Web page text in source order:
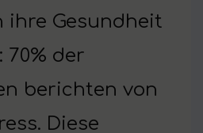
ihre Gesundheit
70% der
berichten von
Diese